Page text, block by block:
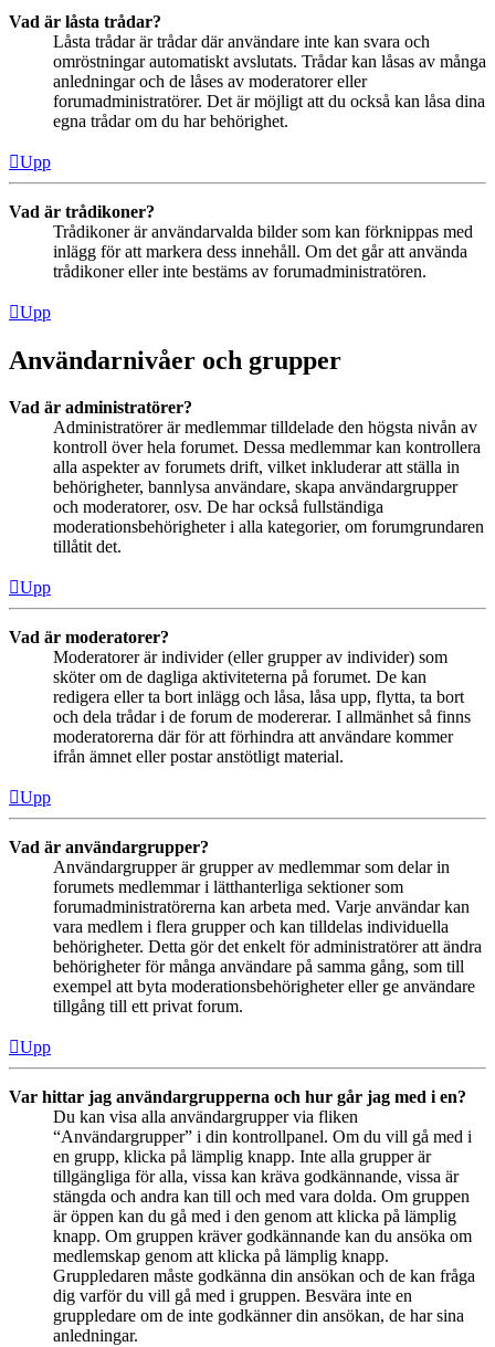
Vad är låsta trådar?
Låsta trådar är trådar där användare inte kan svara och
omröstningar automatiskt avslutats. Trådar kan låsas av många
anledningar och de låses av moderatorer eller
forumadministratörer. Det är möjligt att du också kan låsa dina
egna trådar om du har behörighet.
Upp
Vad är trådikoner?
Trådikoner är användarvalda bilder som kan förknippas med
inlägg för att markera dess innehåll. Om det går att använda
trådikoner eller inte bestäms av forumadministratören.
Upp
Användarnivåer och grupper
Vad är administratörer?
Administratörer är medlemmar tilldelade den högsta nivån av
kontroll över hela forumet. Dessa medlemmar kan kontrollera
alla aspekter av forumets drift, vilket inkluderar att ställa in
behörigheter, bannlysa användare, skapa användargrupper
och moderatorer, osv. De har också fullständiga
moderationsbehörigheter i alla kategorier, om forumgrundaren
tillåtit det.
Upp
Vad är moderatorer?
Moderatorer är individer (eller grupper av individer) som
sköter om de dagliga aktiviteterna på forumet. De kan
redigera eller ta bort inlägg och låsa, låsa upp, flytta, ta bort
och dela trådar i de forum de modererar. I allmänhet så finns
moderatorerna där för att förhindra att användare kommer
ifrån ämnet eller postar anstötligt material.
Upp
Vad är användargrupper?
Användargrupper är grupper av medlemmar som delar in
forumets medlemmar i lätthanterliga sektioner som
forumadministratörerna kan arbeta med. Varje användar kan
vara medlem i flera grupper och kan tilldelas individuella
behörigheter. Detta gör det enkelt för administratörer att ändra
behörigheter för många användare på samma gång, som till
exempel att byta moderationsbehörigheter eller ge användare
tillgång till ett privat forum.
Upp
Var hittar jag användargrupperna och hur går jag med i en?
Du kan visa alla användargrupper via fliken
“Användargrupper” i din kontrollpanel. Om du vill gå med i
en grupp, klicka på lämplig knapp. Inte alla grupper är
tillgängliga för alla, vissa kan kräva godkännande, vissa är
stängda och andra kan till och med vara dolda. Om gruppen
är öppen kan du gå med i den genom att klicka på lämplig
knapp. Om gruppen kräver godkännande kan du ansöka om
medlemskap genom att klicka på lämplig knapp.
Gruppledaren måste godkänna din ansökan och de kan fråga
dig varför du vill gå med i gruppen. Besvära inte en
gruppledare om de inte godkänner din ansökan, de har sina
anledningar.